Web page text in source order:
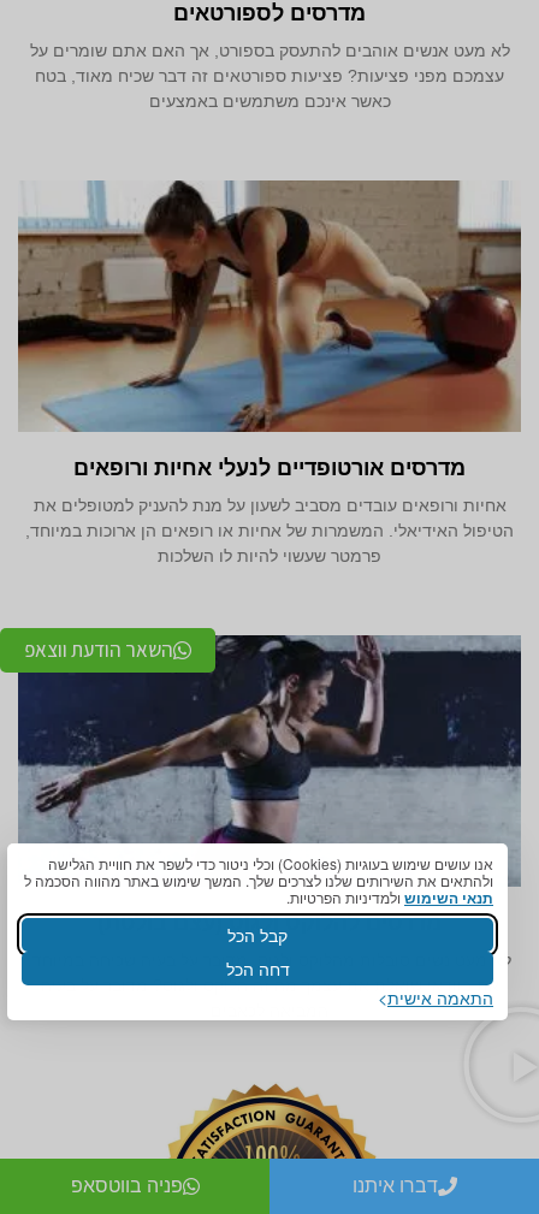
אנו עושים שימוש בעוגיות (Cookies) וכלי ניטור כדי לשפר את חוויית הגלישה
ולהתאים את השירותים שלנו לצרכים שלך. המשך שימוש באתר מהווה הסכמה ל
תנאי השימוש ולמדיניות הפרטיות.
קבל הכל
דחה הכל
התאמה אישית
מדרסים לספורטאים
לא מעט אנשים אוהבים להתעסק בספורט, אך האם אתם שומרים על
עצמכם מפני פציעות? פציעות ספורטאים זה דבר שכיח מאוד, בטח
כאשר אינכם משתמשים באמצעים
מדרסים אורטופדיים לנעלי אחיות ורופאים
אחיות ורופאים עובדים מסביב לשעון על מנת להעניק למטופלים את
הטיפול האידיאלי. המשמרות של אחיות או רופאים הן ארוכות במיוחד,
פרמטר שעשוי להיות לו השלכות
מדרסים להלוקס ולגוס (עצם בולטת)
לא מעט נשים סובלות מהלוקס ולגוס, מדובר על בעיה שכיחה במיוחד.
את בוודאי שואלת את עצמך מה זה הלוקס ולגוס? מדובר על בעיה
דברו איתנו פניה בווטסאפ
השאר הודעת ווצאפ